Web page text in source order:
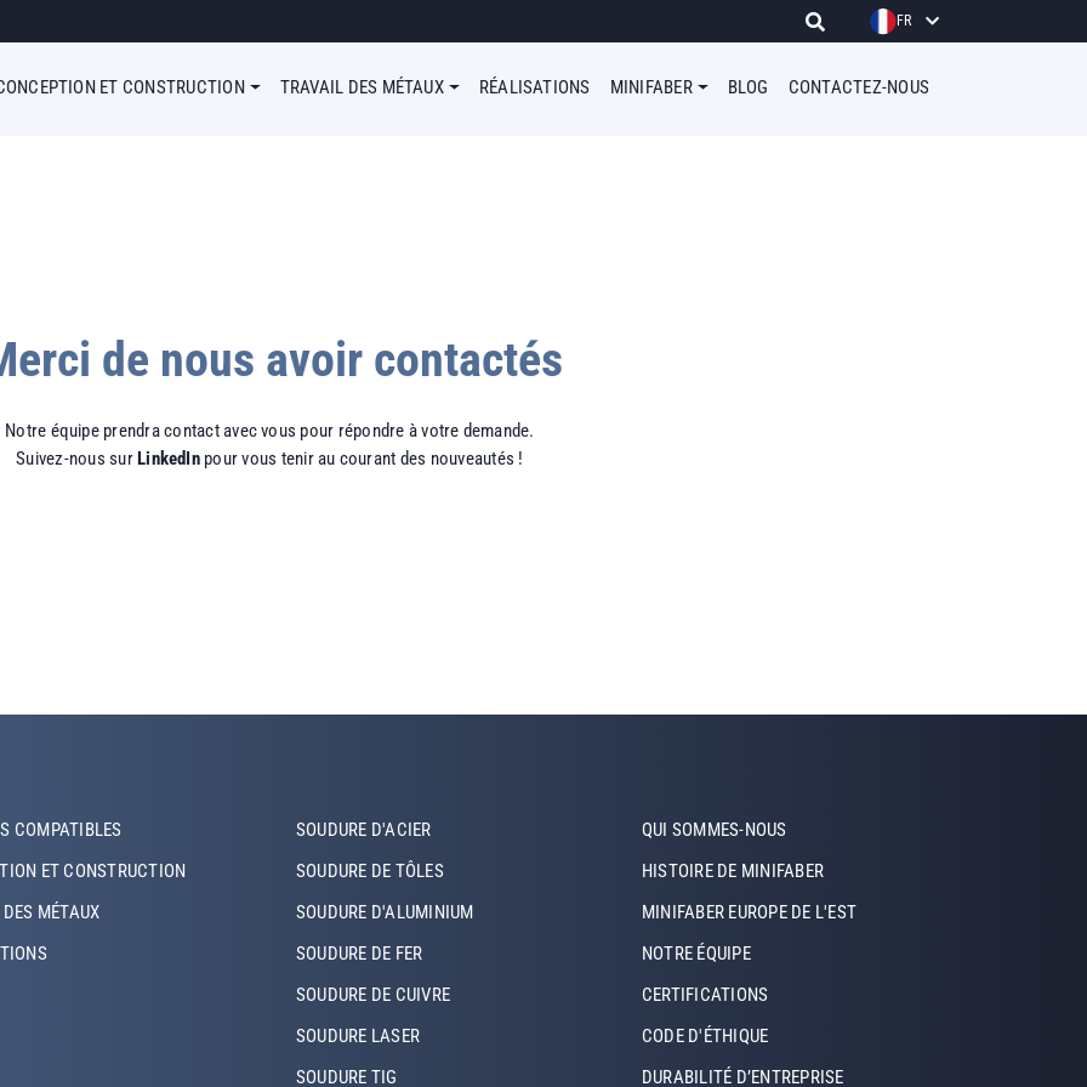
FR
ET CONSTRUCTION TRAVAIL DES MÉTAUX RÉALISATIONS MINIFABER BLOG CONTACTEZ-NOUS
de nous avoir contactés
Notre équipe prendra contact avec vous pour répondre à votre demande.
Suivez-nous surLinkedInpour vous tenir au courant des nouveautés !
Left
COMPATIBLES
ET CONSTRUCTION
MÉTAUX
Footer Left Middle
SOUDURE D'ACIER
SOUDURE DE TÔLES
SOUDURE D'ALUMINIUM
SOUDURE DE FER
SOUDURE DE CUIVRE
SOUDURE LASER
SOUDURE TIG
Footer Right
QUI SOMMES-NOUS
HISTOIRE DE MINIFABER
MINIFABER EUROPE DE L'EST
NOTRE ÉQUIPE
CERTIFICATIONS
CODE D'ÉTHIQUE
DURABILITÉ D’ENTREPRISE